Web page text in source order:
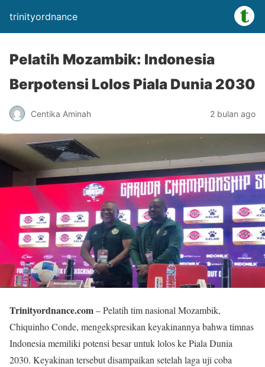
trinityordnance
Pelatih Mozambik: Indonesia
Berpotensi Lolos Piala Dunia 2030
Centika Aminah 2 bulan ago
Trinityordnance.com– Pelatih tim nasional Mozambik,
Chiquinho Conde, mengekspresikan keyakinannya bahwa timnas
Indonesia memiliki potensi besar untuk lolos ke Piala Dunia
2030. Keyakinan tersebut disampaikan setelah laga uji coba